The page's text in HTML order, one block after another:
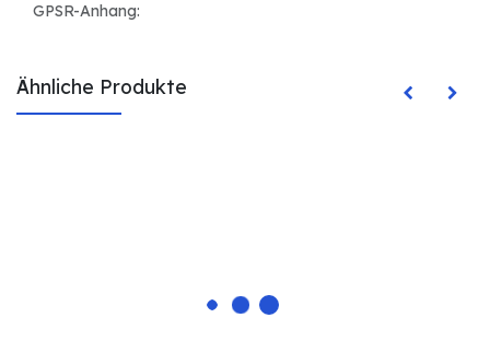
GPSR-Anhang:
Ähnliche Produkte